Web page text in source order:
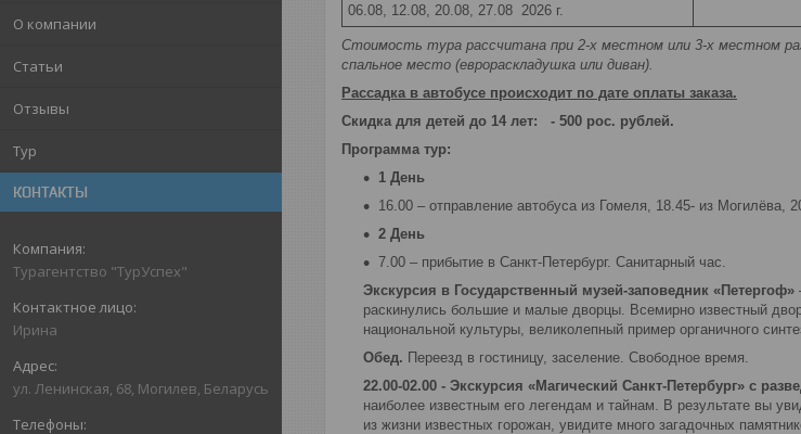
О компании
Статьи
Отзывы
Тур
КОНТАКТЫ
Турагентство "ТурУспех"
Ирина
ул. Ленинская, 68, Могилев, Беларусь
06.08, 12.08, 20.08, 27.08 2026 г.
Стоимость тура рассчитана при 2-х местном или 3-х местном
спальное место (еврораскладушка или диван).
Рассадка в автобусе происходит по дате оплаты заказа.
Скидка для детей до 14 лет: - 500 рос. рублей.
Программа тур:
1 День
16.00 – отправление автобуса из Гомеля, 18.45- из Могилёва,
2 День
7.00 – прибытие в Санкт-Петербург. Санитарный час.
Экскурсия в Государственный музей-заповедник «Петергоф»
раскинулись большие и малые дворцы. Всемирно известный
национальной культуры, великолепный пример органичного
Обед. Переезд в гостиницу, заселение. Свободное время.
22.00-02.00 - Экскурсия «Магический Санкт-Петербург» с
наиболее известным его легендам и тайнам. В результате вы
из жизни известных горожан, увидите много загадочных